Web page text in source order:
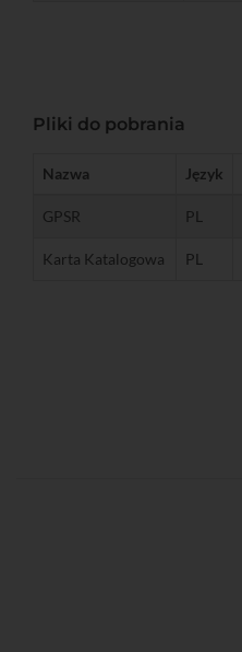
Pliki do pobrania
Nazwa Język
GPSR PL
Karta Katalogowa PL